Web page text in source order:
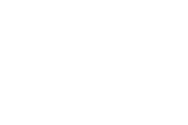
Varianten für Autowäsche (CW) und
so you can choose with confidence.